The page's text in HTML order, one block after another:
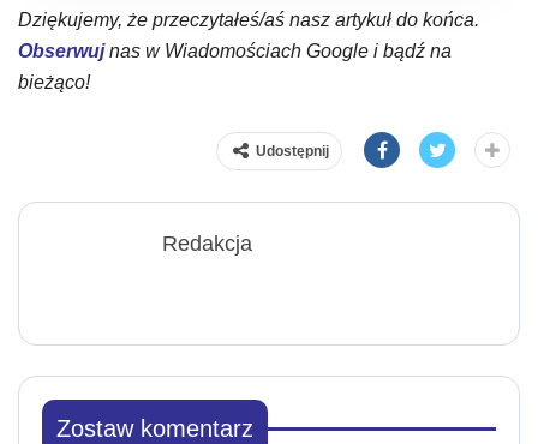
Dziękujemy, że przeczytałeś/aś nasz artykuł do końca.
Obserwujnas w Wiadomościach Google i bądź na
bieżąco!
Udostępnij
Redakcja
Zostaw komentarz